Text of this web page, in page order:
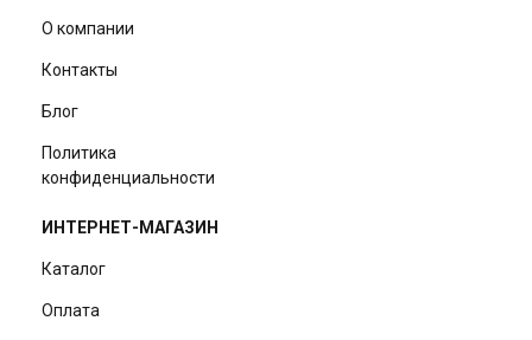
О компании
Контакты
Блог
Политика
конфиденциальности
ИНТЕРНЕТ-МАГАЗИН
Каталог
Оплата